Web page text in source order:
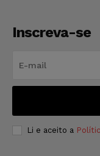
Inscreva-se
Li e aceito a